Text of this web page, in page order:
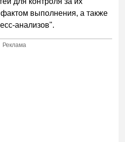
выполнения, а также
анализов".
Реклама